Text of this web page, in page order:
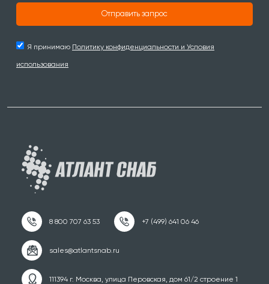
Отправить запрос
Я принимаю Политику конфиденциальности и Условия
использования
111394 г. Москва, улица Перовская, дом 61/2 строение 1